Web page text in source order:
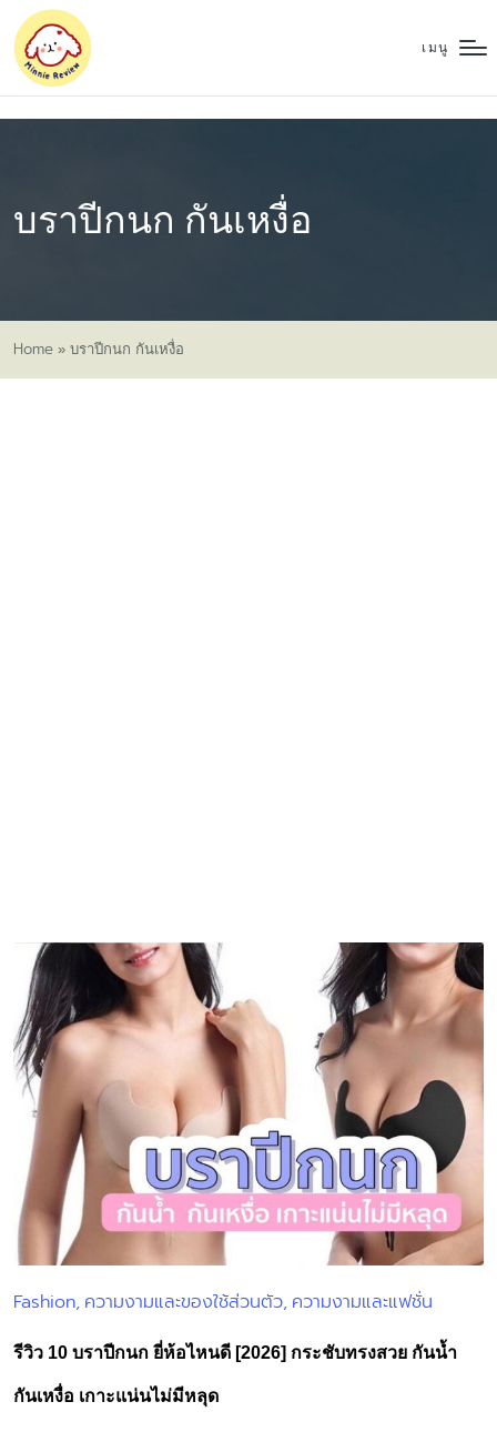
เมนู
บราปีกนก กันเหงื่อ
Home » บราปีกนก กันเหงื่อ
Posted
Fashion ความงามและของใช้ส่วนตัว ความงามและแฟชั่น
รีวิว 10 บราปีกนก ยี่ห้อไหนดี [2026] กระชับทรงสวย กันน้ำ
กันเหงื่อ เกาะแน่นไม่มีหลุด